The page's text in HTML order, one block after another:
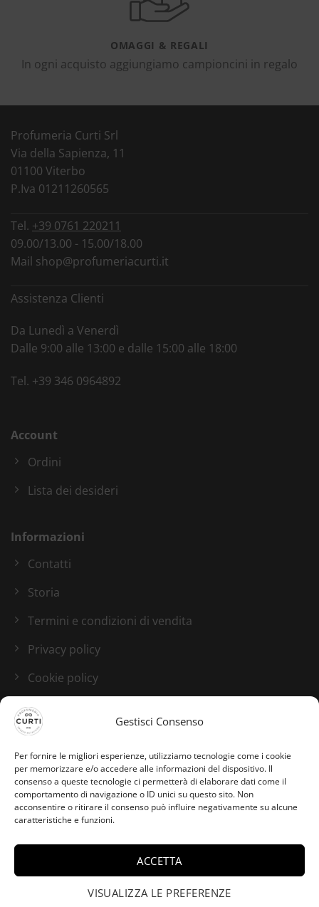
Gestisci Consenso
Per fornire le migliori esperienze, utilizziamo tecnologie come i cookie
per memorizzare e/o accedere alle informazioni del dispositivo. Il
consenso a queste tecnologie ci permetterà di elaborare dati come il
comportamento di navigazione o ID unici su questo sito. Non
acconsentire o ritirare il consenso può influire negativamente su alcune
caratteristiche e funzioni.
ACCETTA
VISUALIZZA LE PREFERENZE
OMAGGI & REGALI
In ogni acquisto aggiungiamo campioncini in regalo
Profumeria Curti Srl
Via della Sapienza, 11
01100 Viterbo
P.Iva 01211260565
Tel. +39 0761 220211
09.00/13.00 - 15.00/18.00
Mail shop@profumeriacurti.it
Assistenza Clienti
Da Lunedì a Venerdì
Dalle 9:00 alle 13:00 e dalle 15:00 alle 18:00
Tel. +39 346 0964892
Account
Ordini
Lista dei desideri
Informazioni
Contatti
Storia
Termini e condizioni di vendita
Privacy policy
Cookie policy
Blog
I nostri canali social
ha acquistato Citrus
Bigarade Acqua